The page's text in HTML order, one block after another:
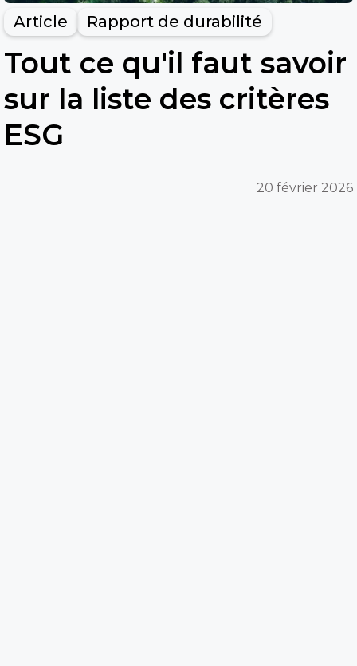
Article Rapport de durabilité
Tout ce qu'il faut savoir
sur la liste des critères
ESG
20 février 2026